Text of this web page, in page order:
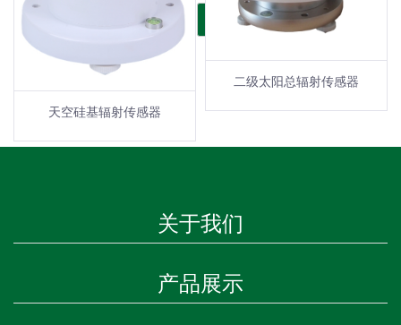
天空硅基辐射传感器
二级太阳总辐射传感器
3 4
>
关于我们
产品展示